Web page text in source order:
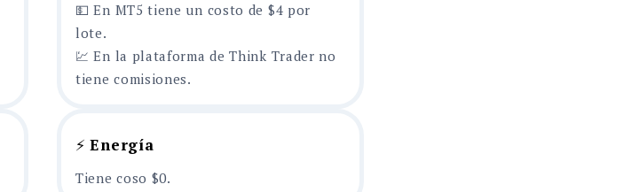
💵 En MT5 tiene un costo de $4 por
lote.
💹 En la plataforma de Think Trader no
tiene comisiones.
⚡Energía
Tiene coso $0.